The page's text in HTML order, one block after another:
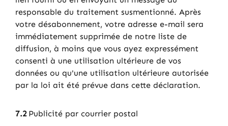
responsable du traitement susmentionné. Après
votre désabonnement, votre adresse e-mail sera
immédiatement supprimée de notre liste de
diffusion, à moins que vous ayez expressément
consenti à une utilisation ultérieure de vos
données ou qu'une utilisation ultérieure autorisée
par la loi ait été prévue dans cette déclaration.
7.2 Publicité par courrier postal